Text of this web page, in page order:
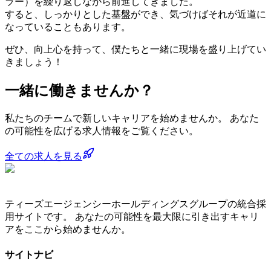
すると、しっかりとした基盤ができ、気づけばそれが近道に
なっていることもあります。
ぜひ、向上心を持って、僕たちと一緒に現場を盛り上げてい
きましょう！
一緒に働きませんか？
私たちのチームで新しいキャリアを始めませんか。 あなた
の可能性を広げる求人情報をご覧ください。
全ての求人を見る
ティーズエージェンシーホールディングスグループの統合採
用サイトです。 あなたの可能性を最大限に引き出すキャリ
アをここから始めませんか。
サイトナビ